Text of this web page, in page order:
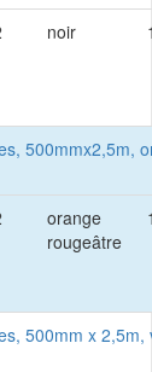
noir
500mmx2,5m,
orange
rougeâtre
500mm x 2,5m,